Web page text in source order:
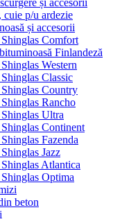
cuie p/u ardezie
și accesorii
Comfort
Finlandeză
Western
Classic
Country
Rancho
Ultra
Continent
Fazenda
Jazz
Atlantica
Optima
beton